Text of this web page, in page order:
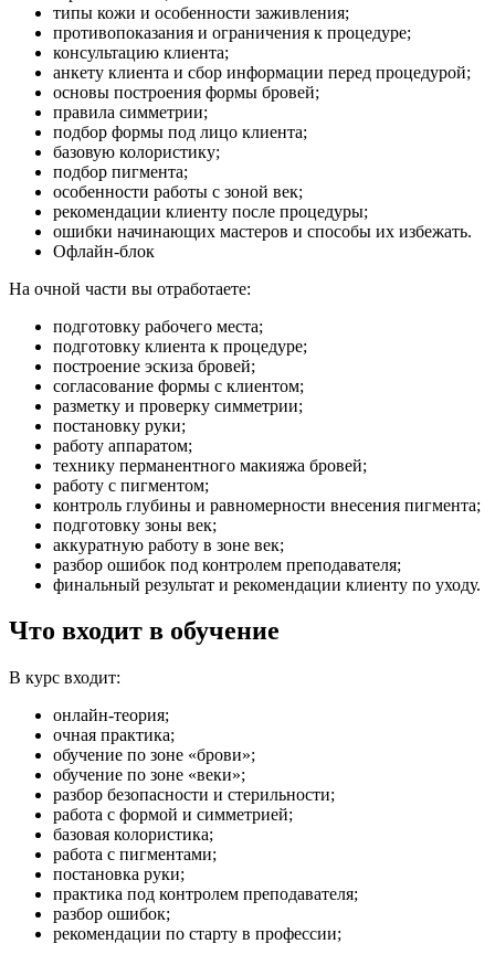
типы кожи и особенности заживления;
противопоказания и ограничения к процедуре;
консультацию клиента;
анкету клиента и сбор информации перед процедурой;
основы построения формы бровей;
правила симметрии;
подбор формы под лицо клиента;
базовую колористику;
подбор пигмента;
особенности работы с зоной век;
рекомендации клиенту после процедуры;
ошибки начинающих мастеров и способы их избежать.
Офлайн-блок
На очной части вы отработаете:
подготовку рабочего места;
подготовку клиента к процедуре;
построение эскиза бровей;
согласование формы с клиентом;
разметку и проверку симметрии;
постановку руки;
работу аппаратом;
технику перманентного макияжа бровей;
работу с пигментом;
контроль глубины и равномерности внесения пигмента;
подготовку зоны век;
аккуратную работу в зоне век;
разбор ошибок под контролем преподавателя;
финальный результат и рекомендации клиенту по уходу.
Что входит в обучение
В курс входит:
онлайн-теория;
очная практика;
обучение по зоне «брови»;
обучение по зоне «веки»;
разбор безопасности и стерильности;
работа с формой и симметрией;
базовая колористика;
работа с пигментами;
постановка руки;
практика под контролем преподавателя;
разбор ошибок;
рекомендации по старту в профессии;